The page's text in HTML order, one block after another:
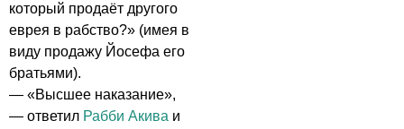
который продаёт другого
еврея в рабство?» (имея в
виду продажу Йосефа его
братьями).
— «Высшее наказание»,
— ответил Рабби Акива и